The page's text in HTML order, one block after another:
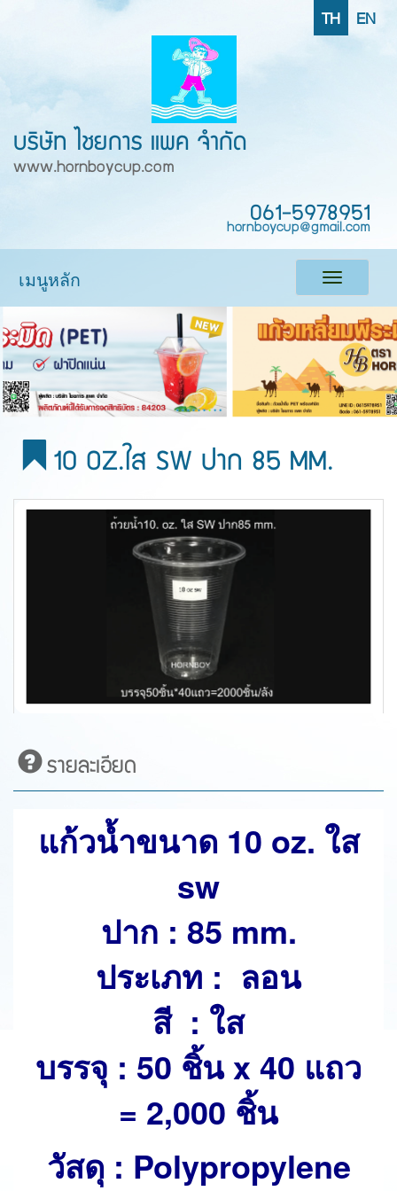
EN
TH
บริษัท ไชยการ แพค จำกัด
www.hornboycup.com
061-5978951
hornboycup@gmail.com
เมนูหลัก
10 OZ.ใส SW ปาก 85 MM.
รายละเอียด
แก้วน้ำขนาด 10 oz. ใส
sw
ปาก : 85 mm.
ประเภท : ลอน
สี : ใส
บรรจุ : 50 ชิ้น x 40 แถว
= 2,000 ชิ้น
วัสดุ : Polypropylene